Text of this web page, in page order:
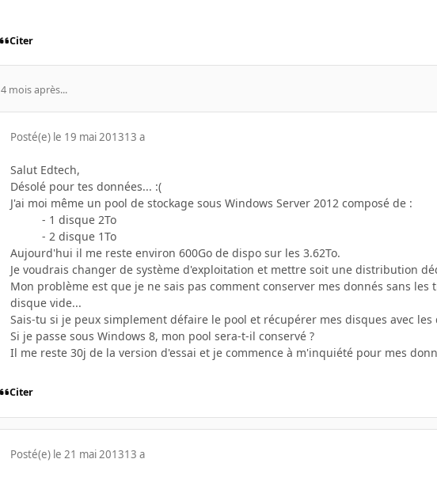
Citer
4 mois après...
Posté(e) le 19 mai 201313 a
Salut Edtech,
Désolé pour tes données... :(
J'ai moi même un pool de stockage sous Windows Server 2012 composé de :
- 1 disque 2To
- 2 disque 1To
Aujourd'hui il me reste environ 600Go de dispo sur les 3.62To.
Je voudrais changer de système d'exploitation et mettre soit une distribution
Mon problème est que je ne sais pas comment conserver mes donnés sans
disque vide...
Sais-tu si je peux simplement défaire le pool et récupérer mes disques avec
Si je passe sous Windows 8, mon pool sera-t-il conservé ?
Il me reste 30j de la version d'essai et je commence à m'inquiété pour mes
Citer
Posté(e) le 21 mai 201313 a